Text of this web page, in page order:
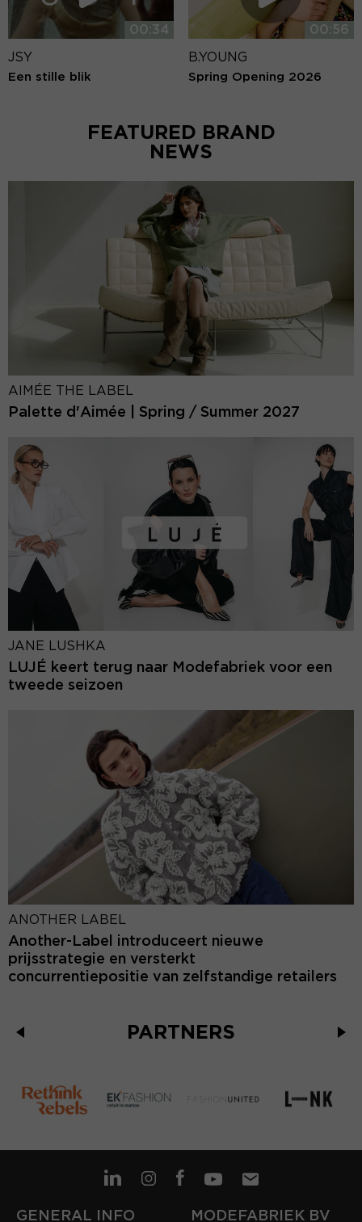
00:34
JSY
Een stille blik
00:56
B.YOUNG
Spring Opening 2026
FEATURED BRAND
NEWS
AIMÉE THE LABEL
Palette d'Aimée | Spring / Summer 2027
JANE LUSHKA
LUJÉ keert terug naar Modefabriek voor een
tweede seizoen
ANOTHER LABEL
Another-Label introduceert nieuwe
prijsstrategie en versterkt
concurrentiepositie van zelfstandige retailers
PARTNERS
GENERAL INFO MODEFABRIEK BV